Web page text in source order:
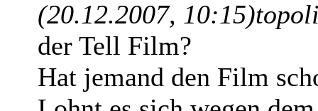
(20.12.2007, 10:15)
der Tell Film?
Hat jemand den Film